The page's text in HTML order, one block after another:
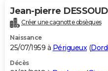
Jean-pierre
Créer une cagnotte obsèques
Naissance
25/07/1959 à Périgueux(
Décès